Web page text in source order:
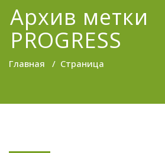
Архив метки
PROGRESS
Главная / Страница